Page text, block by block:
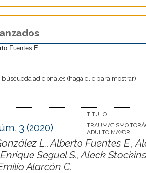
búsqueda adicionales (haga clic para mostrar)
TÍTULO
3 (2020)
TRAUMATISMO
ADULTO MAYOR
L., Alberto Fuentes E.,
Seguel S., Aleck
Alarcón C.